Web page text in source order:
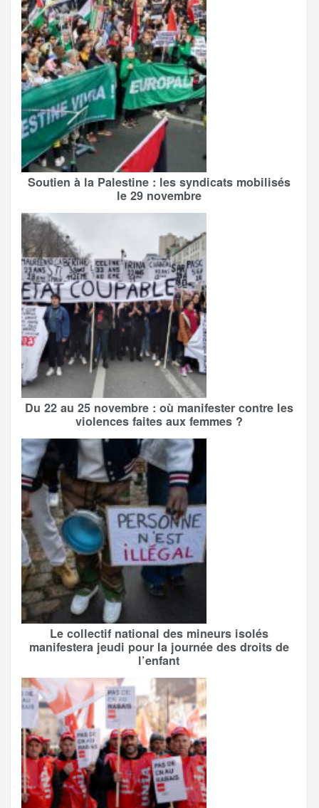
Soutien à la Palestine : les syndicats mobilisés
le 29 novembre
Du 22 au 25 novembre : où manifester contre les
violences faites aux femmes ?
Le collectif national des mineurs isolés
manifestera jeudi pour la journée des droits de
l’enfant